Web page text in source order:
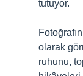
tutuyor.
olarak
ruhunu,